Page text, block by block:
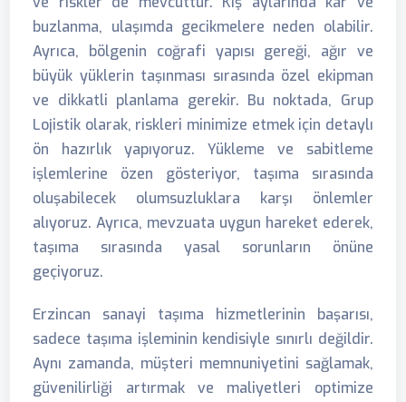
buzlanma, ulaşımda gecikmelere neden olabilir.
Ayrıca, bölgenin coğrafi yapısı gereği, ağır ve
büyük yüklerin taşınması sırasında özel ekipman
ve dikkatli planlama gerekir. Bu noktada, Grup
Lojistik olarak, riskleri minimize etmek için detaylı
ön hazırlık yapıyoruz. Yükleme ve sabitleme
işlemlerine özen gösteriyor, taşıma sırasında
oluşabilecek olumsuzluklara karşı önlemler
alıyoruz. Ayrıca, mevzuata uygun hareket ederek,
taşıma sırasında yasal sorunların önüne
geçiyoruz.
Erzincan sanayi taşıma hizmetlerinin başarısı,
sadece taşıma işleminin kendisiyle sınırlı değildir.
Aynı zamanda, müşteri memnuniyetini sağlamak,
güvenilirliği artırmak ve maliyetleri optimize